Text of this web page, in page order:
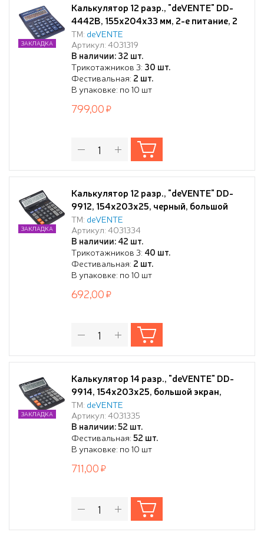
Калькулятор 12 разр., "deVENTE" DD-
4442B, 155x204x33 мм, 2-е питание, 2
память, синий, автоматическое
вычисление квадратного корня,
процентов, наценки, клавиша "00"
коррекция последнего введенного
значения, функция смены знака,
автоматическое отключе
ТМ: deVENTE
Артикул: 4031319
В наличии: 32 шт.
Трикотажников 3: 30 шт.
Фестивальная: 2 шт.
В упаковке: по 10 шт
ЗАКЛАДКА
799,00
Калькулятор 12 разр., "deVENTE" DD-
9912, 154x203x25, черный, большой
экран, подъемный дисплей, 2-е
питание, 2 память, автоматическое
вычисление процентов, наценки,
клавиша "00" коррекция последнего
введенного значения, функция смены
знака, прорезинен
ТМ: deVENTE
Артикул: 4031334
В наличии: 42 шт.
Трикотажников 3: 40 шт.
Фестивальная: 2 шт.
В упаковке: по 10 шт
ЗАКЛАДКА
692,00
Калькулятор 14 разр., "deVENTE" DD-
9914, 154x203x25, большой экран,
подъемный дисплей, 2-е питание, 2
память, черный, автоматическое
вычисление процентов, клавиша "00" и
"000" коррекция последнего
введенного значения, функция смены
знака, прорезиненн
ТМ: deVENTE
Артикул: 4031335
В наличии: 52 шт.
Фестивальная:52 шт.
В упаковке: по 10 шт
ЗАКЛАДКА
711,00